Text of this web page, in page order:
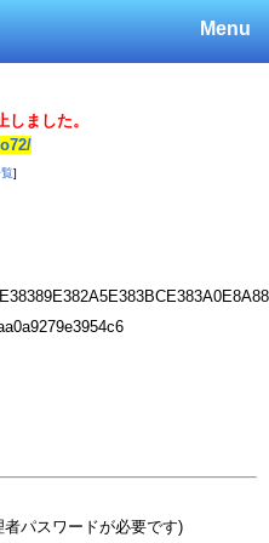
Menu
ました。
]
パスワードが必要です)